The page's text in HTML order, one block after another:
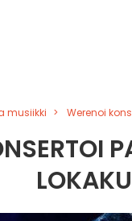
musiikki Werenoi